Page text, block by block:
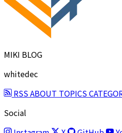
MIKI BLOG
whitedec
RSSABOUT TOPICS
Social